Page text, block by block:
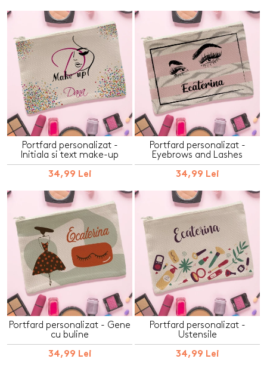
Portfard personalizat -
Initiala si text make-up
34,99 Lei
Portfard personalizat -
Eyebrows and Lashes
34,99 Lei
Portfard personalizat - Gene
cu buline
34,99 Lei
Portfard personalizat -
Ustensile
34,99 Lei